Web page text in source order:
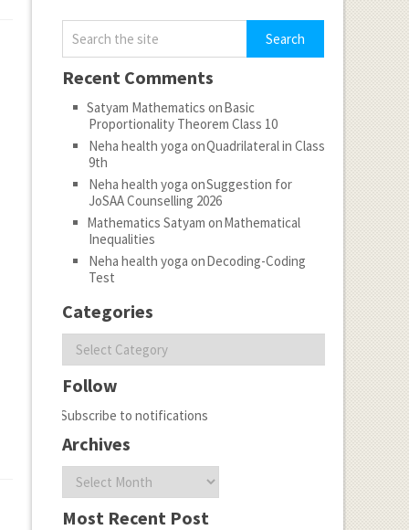
Recent Comments
Satyam Mathematics onBasic
Proportionality Theorem Class 10
Neha health yoga onQuadrilateral in Class
9th
Neha health yoga onSuggestion for
JoSAA Counselling 2026
Mathematics Satyam onMathematical
Inequalities
Neha health yoga onDecoding-Coding
Test
Categories
Categories
Follow
Subscribe to notifications
Archives
Archives
Most Recent Post